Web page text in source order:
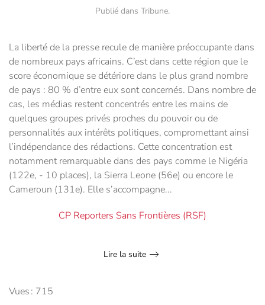
Publié dans Tribune.
La liberté de la presse recule de manière préoccupante dans
de nombreux pays africains. C’est dans cette région que le
score économique se détériore dans le plus grand nombre
de pays : 80 % d’entre eux sont concernés. Dans nombre de
cas, les médias restent concentrés entre les mains de
quelques groupes privés proches du pouvoir ou de
personnalités aux intérêts politiques, compromettant ainsi
l’indépendance des rédactions. Cette concentration est
notamment remarquable dans des pays comme le Nigéria
(122e, - 10 places), la Sierra Leone (56e) ou encore le
Cameroun (131e). Elle s’accompagne...
CP Reporters Sans Frontières (RSF)
Lire la suite
Vues : 715